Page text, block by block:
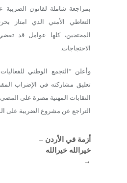
بمراجعة شاملة لقانون
التعاطي الأمني الذي امتاز
المحتجين، كلها عوامل قد
الاحتجاجات.
وأعلن “التجمع الوطني للفعاليات
تعليق مشاركته في الإضراب
النقابات المهنية مصرة على
التراجع عن مشروع الضريبة على
أزمة في الأردن –
خيرالله خيرالله
→